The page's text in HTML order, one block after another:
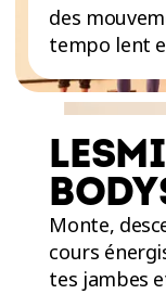
dans une
des
tempo lent
Monte,
cours
tes jambes